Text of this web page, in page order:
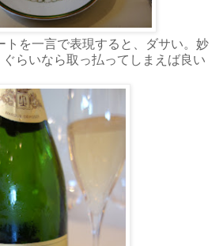
トを一言で表現すると、ダサい。妙
らいなら取っ払ってしまえば良い